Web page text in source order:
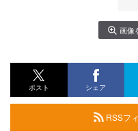
画像
ポスト シェア
RSSフ